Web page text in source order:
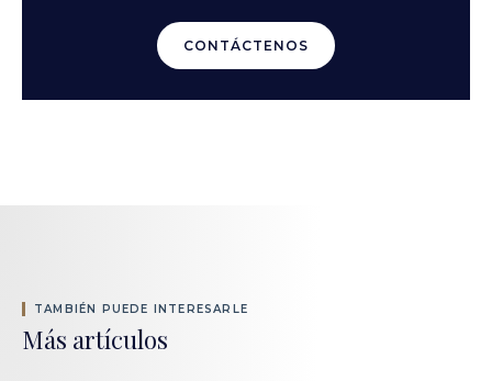
CONTÁCTENOS
TAMBIÉN PUEDE INTERESARLE
Más artículos